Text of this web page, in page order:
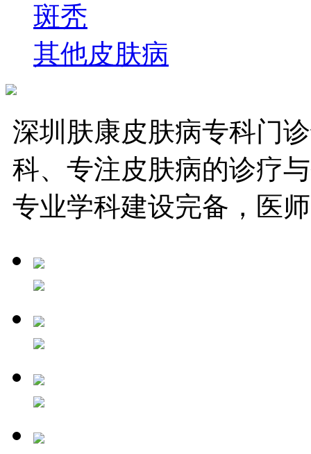
斑秃
其他皮肤病
深圳肤康皮肤病专科门
科、专注皮肤病的诊疗
专业学科建设完备，医